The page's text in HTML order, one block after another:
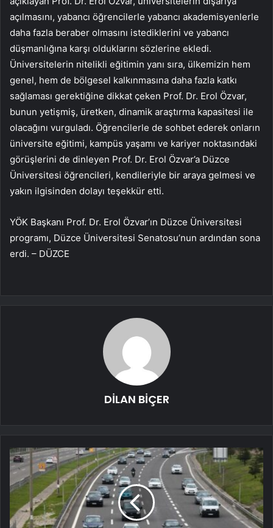
açılmasını, yabancı öğrencilerle yabancı akademisyenlerle
daha fazla beraber olmasını istediklerini ve yabancı
düşmanlığına karşı olduklarını sözlerine ekledi.
Üniversitelerin nitelikli eğitimin yanı sıra, ülkemizin hem
genel, hem de bölgesel kalkınmasına daha fazla katkı
sağlaması gerektiğine dikkat çeken Prof. Dr. Erol Özvar,
bunun yetişmiş, üretken, dinamik araştırma kapasitesi ile
olacağını vurguladı. Öğrencilerle de sohbet ederek onların
üniversite eğitimi, kampüs yaşamı ve kariyer noktasındaki
görüşlerini de dinleyen Prof. Dr. Erol Özvar’a Düzce
Üniversitesi öğrencileri, kendileriyle bir araya gelmesi ve
yakın ilgisinden dolayı teşekkür etti.
YÖK Başkanı Prof. Dr. Erol Özvar’ın Düzce Üniversitesi
programı, Düzce Üniversitesi Senatosu’nun ardından sona
erdi. – DÜZCE
DİLAN BİÇER